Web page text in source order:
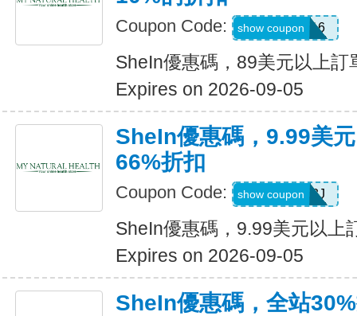
Coupon Code: febnb16
show coupon
SheIn優惠碼，89美元以上訂
Expires on 2026-09-05
SheIn優惠碼，9.99美
66%折扣
Coupon Code: VJTWP3J
show coupon
SheIn優惠碼，9.99美元以上
Expires on 2026-09-05
SheIn優惠碼，全站